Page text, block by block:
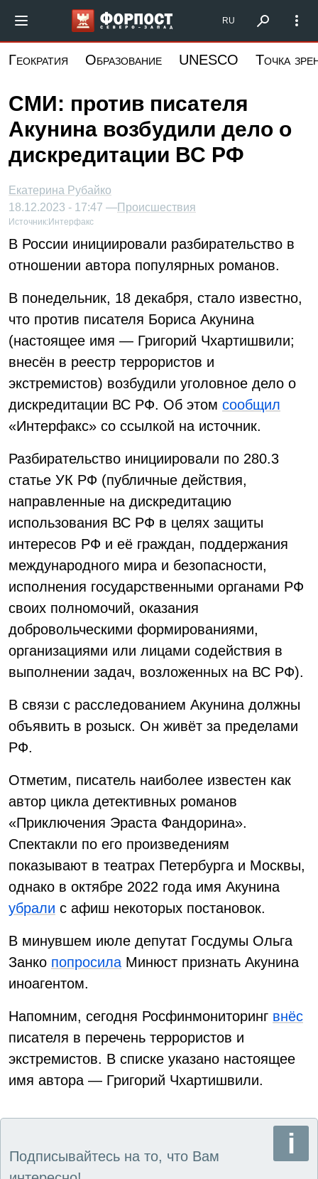
основному
Форпост Северо-Запад
RU
Геократия Образование UNESCO Точка
СМИ: против писателя
Акунина возбудили дело о
дискредитации ВС РФ
Екатерина Рубайко
18.12.2023 - 17:47 —Происшествия
Источник: Интерфакс
В России инициировали разбирательство в
отношении автора популярных романов.
В понедельник, 18 декабря, стало известно,
что против писателя Бориса Акунина
(настоящее имя — Григорий Чхартишвили;
внесён в реестр террористов и
экстремистов) возбудили уголовное дело о
дискредитации ВС РФ. Об этом сообщил
«Интерфакс» со ссылкой на источник.
Разбирательство инициировали по 280.3
статье УК РФ (публичные действия,
направленные на дискредитацию
использования ВС РФ в целях защиты
интересов РФ и её граждан, поддержания
международного мира и безопасности,
исполнения государственными органами РФ
своих полномочий, оказания
добровольческими формированиями,
организациями или лицами содействия в
выполнении задач, возложенных на ВС РФ).
В связи с расследованием Акунина должны
объявить в розыск. Он живёт за пределами
РФ.
Отметим, писатель наиболее известен как
автор цикла детективных романов
«Приключения Эраста Фандорина».
Спектакли по его произведениям
показывают в театрах Петербурга и Москвы,
однако в октябре 2022 года имя Акунина
убрали с афиш некоторых постановок.
В минувшем июле депутат Госдумы Ольга
Занко попросила Минюст признать Акунина
иноагентом.
Напомним, сегодня Росфинмониторинг внёс
писателя в перечень террористов и
экстремистов. В списке указано настоящее
имя автора — Григорий Чхартишвили.
Подписывайтесь на то, что Вам